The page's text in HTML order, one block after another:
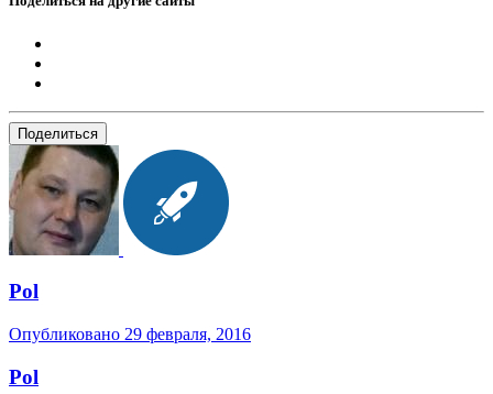
Поделиться
Pol
Опубликовано 29 февраля, 2016
Pol